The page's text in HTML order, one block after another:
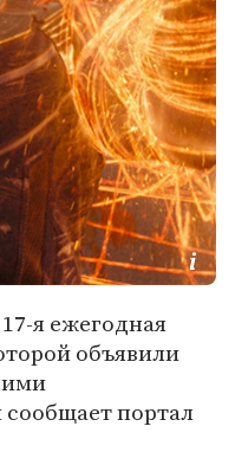
я ежегодная
объявили
портал